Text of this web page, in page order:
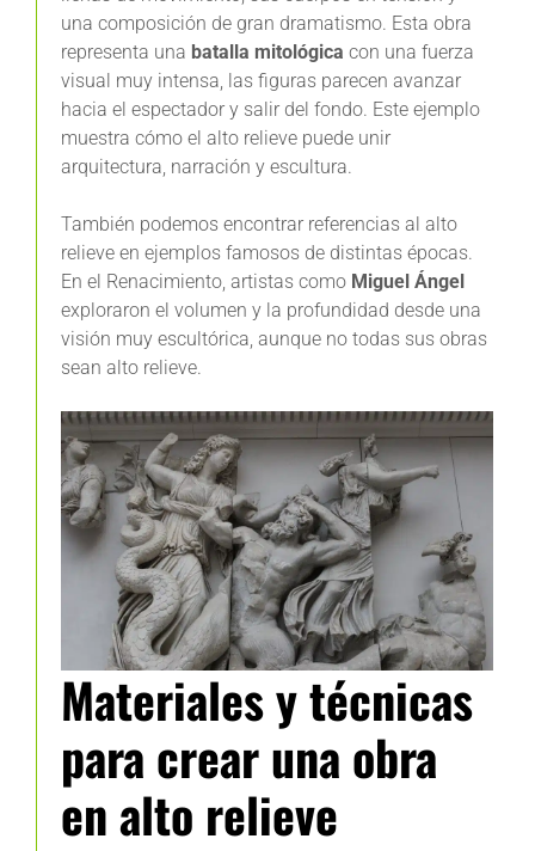
una composición de gran dramatismo. Esta obra
representa una batalla mitológica con una fuerza
visual muy intensa, las figuras parecen avanzar
hacia el espectador y salir del fondo. Este ejemplo
muestra cómo el alto relieve puede unir
arquitectura, narración y escultura.
También podemos encontrar referencias al alto
relieve en ejemplos famosos de distintas épocas.
En el Renacimiento, artistas como Miguel Ángel
exploraron el volumen y la profundidad desde una
visión muy escultórica, aunque no todas sus obras
sean alto relieve.
Materiales y técnicas
para crear una obra
en alto relieve